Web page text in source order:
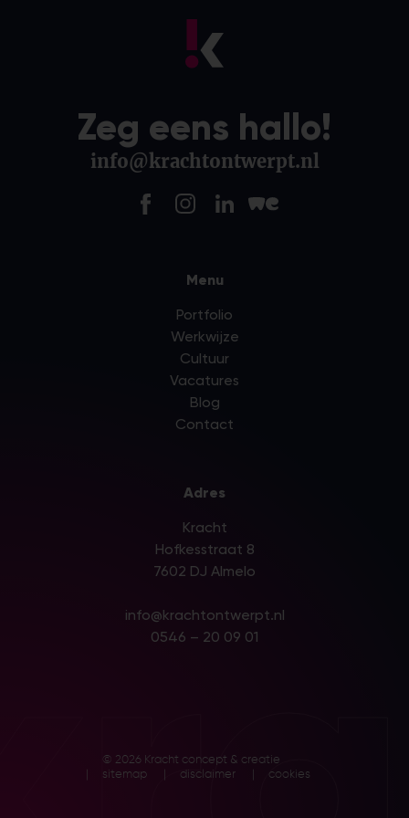
Zeg eens hallo!
info@krachtontwerpt.nl
Menu
Portfolio
Werkwijze
Cultuur
Vacatures
Blog
Contact
Adres
Kracht
Hofkesstraat 8
7602 DJ Almelo
info@krachtontwerpt.nl
0546 – 20 09 01
© 2026 Kracht concept & creatie
sitemap
disclaimer cookies